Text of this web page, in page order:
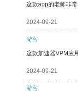
这款app的老师非
2024-09-21
游客
这款加速器VPM应
2024-09-21
游客